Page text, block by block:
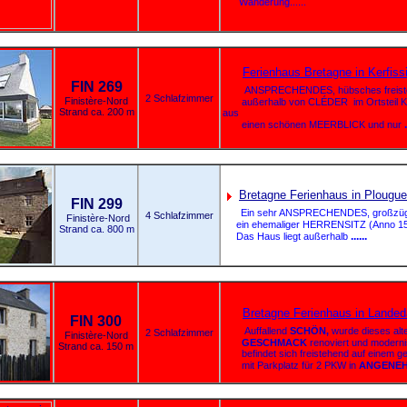
FIN 269
Finistère-Nord
Strand ca. 200 m
2 Schlafzimmer
Ferienhaus Bretagne in
ANSPRECHENDES, hübsches
außerhalb von CLÉDER im Ortsteil
aus
einen schönen MEERBLICK und nur
FIN 299
Finistère-Nord
Strand ca. 800 m
4 Schlafzimmer
Bretagne Ferienhaus in
Ein sehr ANSPRECHENDES,
ein ehemaliger HERRENSITZ (Anno
Das Haus liegt außerhalb ......
FIN 300
Finistère-Nord
Strand ca. 150 m
2 Schlafzimmer
Bretagne Ferienhaus in
Auffallend SCHÖN, wurde dieses
GESCHMACK renoviert und
befindet sich freistehend auf einem
mit Parkplatz für 2 PKW in